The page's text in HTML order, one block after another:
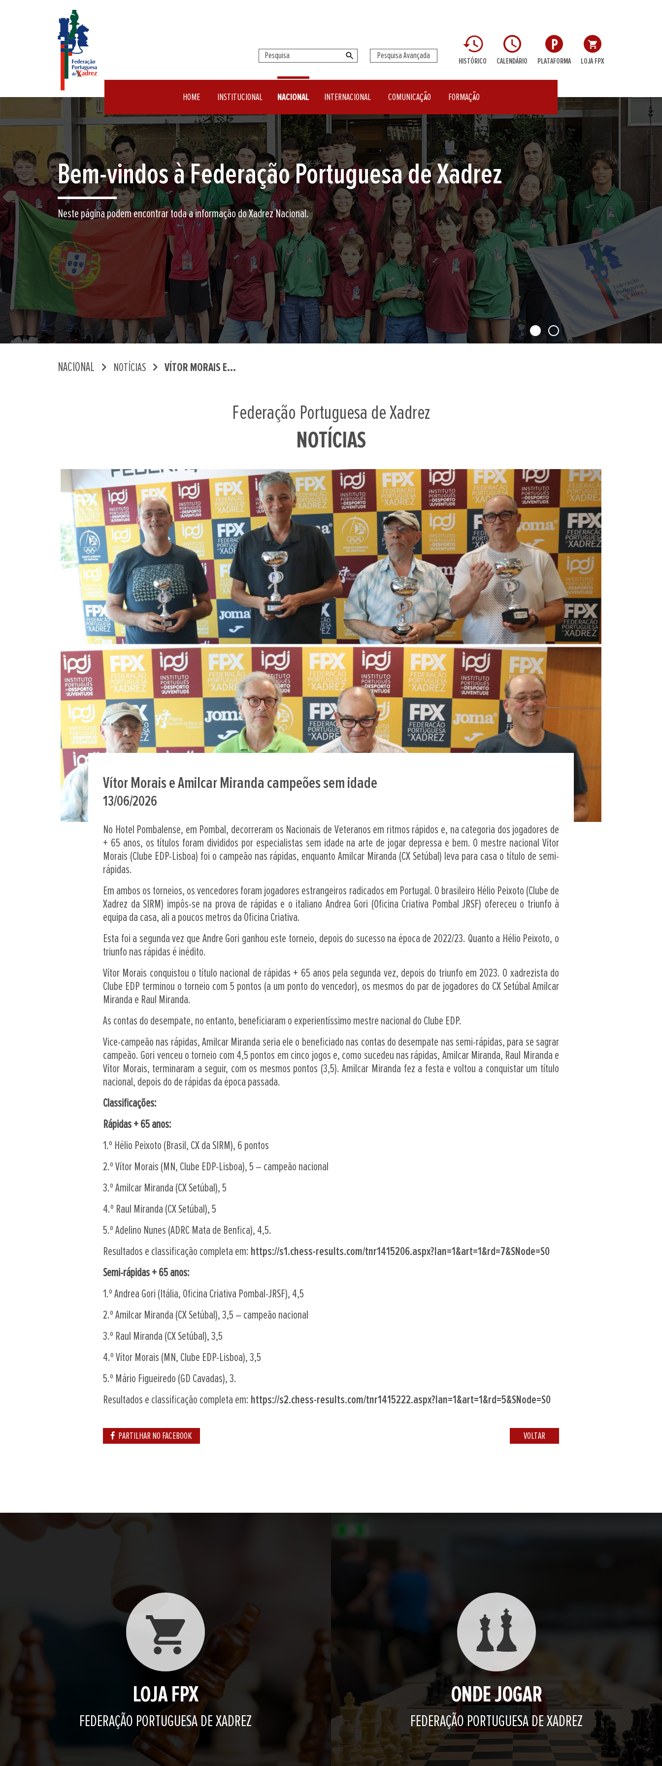
Pesquisa Avançada
HISTÓRICO CALENDÁRIO PLATAFORMA LOJA FPX
HOME INSTITUCIONAL NACIONAL INTERNACIONAL COMUNICAÇÃO FORMAÇÃO
Encontre aqui o seu clube de Xadrez
Junte-se a nós neste jogo milenar
NACIONAL chevron_right NOTÍCIAS chevron_right VÍTOR MORAIS E...
Federação Portuguesa de Xadrez
NOTÍCIAS
Vítor Morais e Amilcar Miranda campeões sem idade
13/06/2026
No Hotel Pombalense, em Pombal, decorreram os Nacionais de Veteranos em ritmos rápidos e, na categoria dos jogadores de
+ 65 anos, os títulos foram divididos por especialistas sem idade na arte de jogar depressa e bem. O mestre nacional Vítor
Morais (Clube EDP-Lisboa) foi o campeão nas rápidas, enquanto Amilcar Miranda (CX Setúbal) leva para casa o título de semi-
rápidas.
Em ambos os torneios, os vencedores foram jogadores estrangeiros radicados em Portugal. O brasileiro Hélio Peixoto (Clube de
Xadrez da SIRM) impôs-se na prova de rápidas e o italiano Andrea Gori (Oficina Criativa Pombal JRSF) ofereceu o triunfo à
equipa da casa, ali a poucos metros da Oficina Criativa.
Esta foi a segunda vez que Andre Gori ganhou este torneio, depois do sucesso na época de 2022/23. Quanto a Hélio Peixoto, o
triunfo nas rápidas é inédito.
Vítor Morais conquistou o título nacional de rápidas + 65 anos pela segunda vez, depois do triunfo em 2023. O xadrezista do
Clube EDP terminou o torneio com 5 pontos (a um ponto do vencedor), os mesmos do par de jogadores do CX Setúbal Amilcar
Miranda e Raul Miranda.
As contas do desempate, no entanto, beneficiaram o experientíssimo mestre nacional do Clube EDP.
Vice-campeão nas rápidas, Amilcar Miranda seria ele o beneficiado nas contas do desempate nas semi-rápidas, para se sagrar
campeão. Gori venceu o torneio com 4,5 pontos em cinco jogos e, como sucedeu nas rápidas, Amilcar Miranda, Raul Miranda e
Vítor Morais, terminaram a seguir, com os mesmos pontos (3,5). Amilcar Miranda fez a festa e voltou a conquistar um título
nacional, depois do de rápidas da época passada.
Classificações:
Rápidas + 65 anos:
1.º Hélio Peixoto (Brasil, CX da SIRM), 6 pontos
2.º Vítor Morais (MN, Clube EDP-Lisboa), 5 – campeão nacional
3.º Amilcar Miranda (CX Setúbal), 5
4.º Raul Miranda (CX Setúbal), 5
5.º Adelino Nunes (ADRC Mata de Benfica), 4,5.
Resultados e classificação completa em: https://s1.chess-results.com/tnr1415206.aspx?lan=1&art=1&rd=7&SNode=S0
Semi-rápidas + 65 anos:
1.º Andrea Gori (Itália, Oficina Criativa Pombal-JRSF), 4,5
2.º Amilcar Miranda (CX Setúbal), 3,5 – campeão nacional
3.º Raul Miranda (CX Setúbal), 3,5
4.º Vítor Morais (MN, Clube EDP-Lisboa), 3,5
5.º Mário Figueiredo (GD Cavadas), 3.
Resultados e classificação completa em: https://s2.chess-results.com/tnr1415222.aspx?lan=1&art=1&rd=5&SNode=S0
VOLTAR
PARTILHAR NO FACEBOOK
LOJA FPX
FEDERAÇÃO PORTUGUESA DE XADREZ
ONDE JOGAR
FEDERAÇÃO PORTUGUESA DE XADREZ